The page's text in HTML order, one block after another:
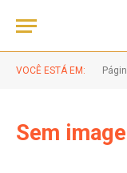
VOCÊ ESTÁ EM:
Sem